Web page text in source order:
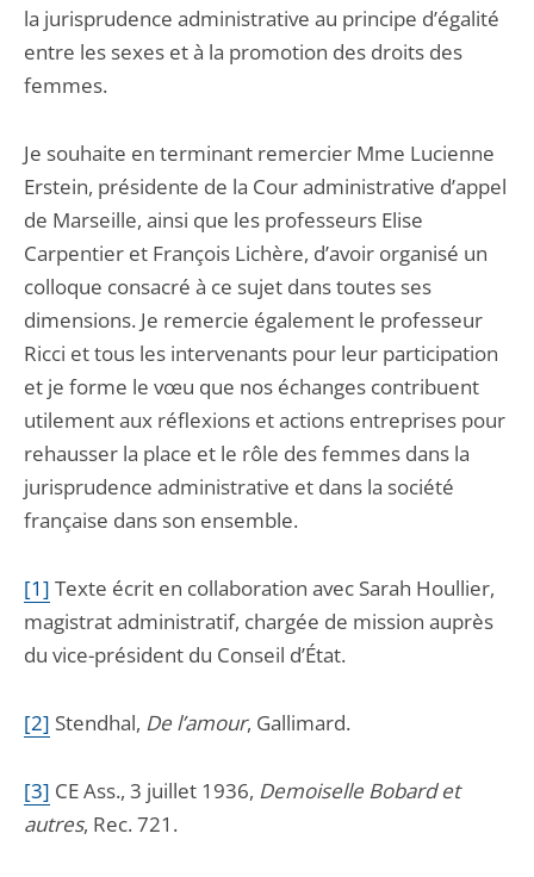
la jurisprudence administrative au principe d’égalité
entre les sexes et à la promotion des droits des
femmes.
Je souhaite en terminant remercier Mme Lucienne
Erstein, présidente de la Cour administrative d’appel
de Marseille, ainsi que les professeurs Elise
Carpentier et François Lichère, d’avoir organisé un
colloque consacré à ce sujet dans toutes ses
dimensions. Je remercie également le professeur
Ricci et tous les intervenants pour leur participation
et je forme le vœu que nos échanges contribuent
utilement aux réflexions et actions entreprises pour
rehausser la place et le rôle des femmes dans la
jurisprudence administrative et dans la société
française dans son ensemble.
[1] Texte écrit en collaboration avec Sarah Houllier,
magistrat administratif, chargée de mission auprès
du vice-président du Conseil d’État.
[2] Stendhal, De l’amour, Gallimard.
[3] CE Ass., 3 juillet 1936, Demoiselle Bobard et
autres, Rec. 721.